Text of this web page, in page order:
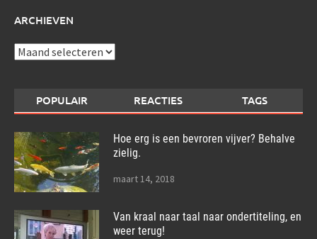
ARCHIEVEN
Archieven
POPULAIR REACTIES TAGS
Hoe erg is een bevroren vijver? Behalve
zielig.
maart 14, 2018
Van kraal naar taal naar ondertiteling, en
weer terug!